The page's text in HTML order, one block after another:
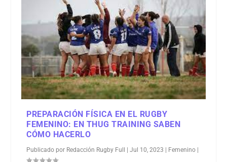
PREPARACIÓN FÍSICA EN EL RUGBY
FEMENINO: EN THUG TRAINING SABEN
CÓMO HACERLO
Publicado por Redacción Rugby Full |Jul 10, 2023 Femenino